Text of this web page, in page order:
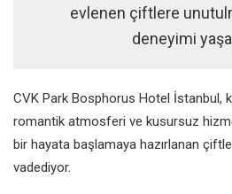
evlenen çiftlere
deneyimi
CVK Park Bosphorus Hotel İstanbul,
romantik atmosferi ve kusursuz
bir hayata başlamaya hazırlanan
vadediyor.